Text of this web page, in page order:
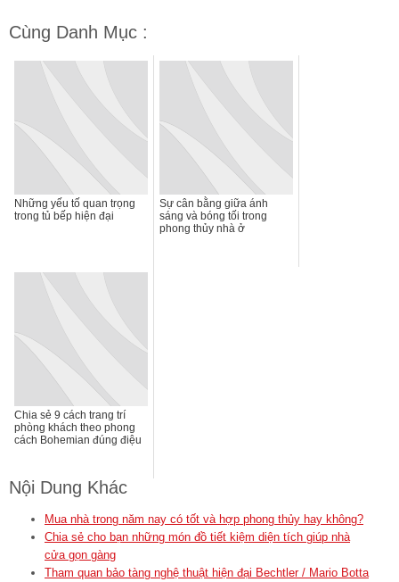
Cùng Danh Mục :
Những yếu tố quan trọng
trong tủ bếp hiện đại
Sự cân bằng giữa ánh
sáng và bóng tối trong
phong thủy nhà ở
Chia sẻ 9 cách trang trí
phòng khách theo phong
cách Bohemian đúng điệu
Nội Dung Khác
Mua nhà trong năm nay có tốt và hợp phong thủy hay không?
Chia sẻ cho bạn những món đồ tiết kiệm diện tích giúp nhà
cửa gọn gàng
Tham quan bảo tàng nghệ thuật hiện đại Bechtler / Mario Botta